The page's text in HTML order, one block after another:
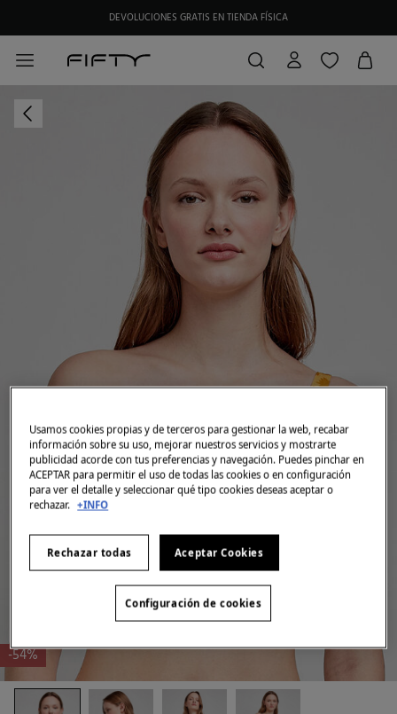
DEVOLUCIONES GRATIS EN TIENDA FÍSICA
-54%
Usamos cookies propias y de terceros para gestionar la web, recabar
información sobre su uso, mejorar nuestros servicios y mostrarte
publicidad acorde con tus preferencias y navegación. Puedes pinchar en
ACEPTAR para permitir el uso de todas las cookies o en configuración
para ver el detalle y seleccionar qué tipo cookies deseas aceptar o
rechazar. +INFO
Rechazar todas Aceptar Cookies
Configuración de cookies